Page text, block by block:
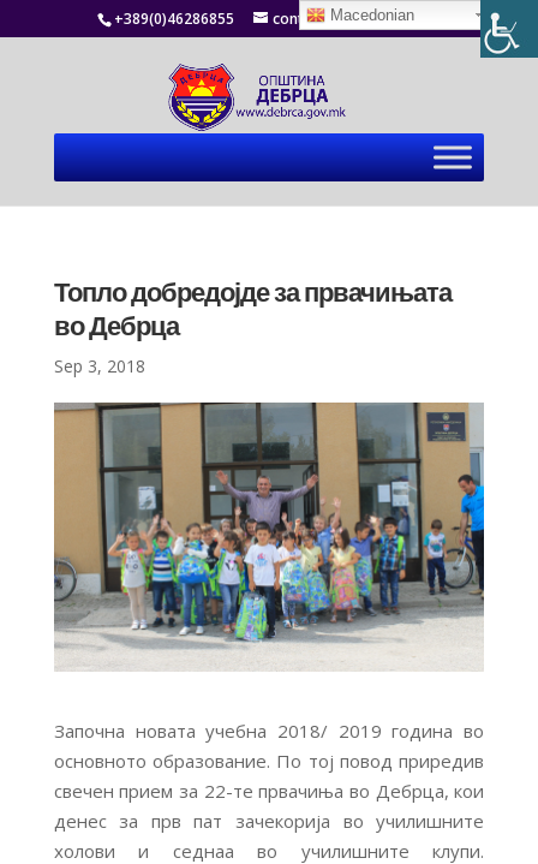
+389(0)46286855 contact@debrca.gov.mk
Топло добредојде за првачињата
во Дебрца
Sep 3, 2018
Започна новата учебна 2018/ 2019 година во
основното образование. По тој повод приредив
свечен прием за 22-те првачиња во Дебрца, кои
денес за прв пат зачекорија во училишните
холови и седнаа во училишните клупи.
Macedonian